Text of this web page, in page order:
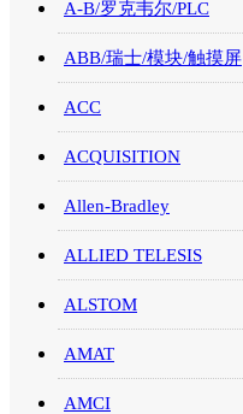
A-B/罗克韦尔/PLC
ABB/瑞士/模块/触摸屏
ACC
ACQUISITION
Allen-Bradley
ALLIED TELESIS
ALSTOM
AMAT
AMCI